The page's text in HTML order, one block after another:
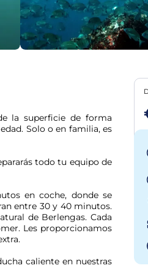
la superficie de forma
Solo o en familia, es
todo tu equipo de
en coche, donde se
entre 30 y 40 minutos.
de Berlengas. Cada
Les proporcionamos
caliente en nuestras